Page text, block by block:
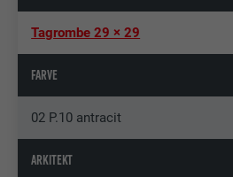
Tagrombe 29 × 29
FARVE
02 P.10 antracit
ARKITEKT